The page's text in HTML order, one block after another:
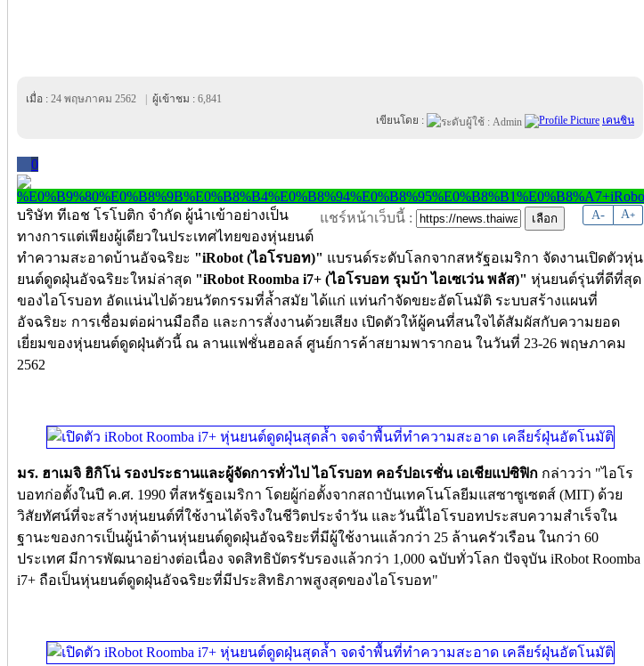
เมื่อ : 24 พฤษภาคม 2562 ผู้เข้าชม : 6,841
เขียนโดย :
เคนชิน
0
A- A+
แชร์หน้าเว็บนี้ :
บริษัท ทีเอช โรโบติก จำกัด ผู้นำเข้าอย่างเป็น
ทางการแต่เพียงผู้เดียวในประเทศไทยของหุ่นยนต์
ทำความสะอาดบ้านอัจฉริยะ "iRobot (ไอโรบอท)" แบรนด์ระดับโลกจากสหรัฐอเมริกา จัดงานเปิดตัวหุ่น
ยนต์ดูดฝุ่นอัจฉริยะใหม่ล่าสุด "iRobot Roomba i7+ (ไอโรบอท รุมบ้า ไอเซเว่น พลัส)" หุ่นยนต์รุ่นที่ดีที่สุด
ของไอโรบอท อัดแน่นไปด้วยนวัตกรรมที่ล้ำสมัย ได้แก่ แท่นกำจัดขยะอัตโนมัติ ระบบสร้างแผนที่
อัจฉริยะ การเชื่อมต่อผ่านมือถือ และการสั่งงานด้วยเสียง เปิดตัวให้ผู้คนที่สนใจได้สัมผัสกับความยอด
เยี่ยมของหุ่นยนต์ดูดฝุ่นตัวนี้ ณ ลานแฟชั่นฮอลล์ ศูนย์การค้าสยามพารากอน ในวันที่ 23-26 พฤษภาคม
2562
มร. ฮาเมจิ ฮิกิโน่ รองประธานและผู้จัดการทั่วไป ไอโรบอท คอร์ปอเรชั่น เอเชียแปซิฟิก กล่าวว่า "ไอโร
บอทก่อตั้งในปี ค.ศ. 1990 ที่สหรัฐอเมริกา โดยผู้ก่อตั้งจากสถาบันเทคโนโลยีมแสซาซูเซตส์ (MIT) ด้วย
วิสัยทัศน์ที่จะสร้างหุ่นยนต์ที่ใช้งานได้จริงในชีวิตประจำวัน และวันนี้ไอโรบอทประสบความสำเร็จใน
ฐานะของการเป็นผู้นำด้านหุ่นยนต์ดูดฝุ่นอัจฉริยะที่มีผู้ใช้งานแล้วกว่า 25 ล้านครัวเรือน ในกว่า 60
ประเทศ มีการพัฒนาอย่างต่อเนื่อง จดสิทธิบัตรรับรองแล้วกว่า 1,000 ฉบับทั่วโลก ปัจจุบัน iRobot Roomba
i7+ ถือเป็นหุ่นยนต์ดูดฝุ่นอัจฉริยะที่มีประสิทธิภาพสูงสุดของไอโรบอท"